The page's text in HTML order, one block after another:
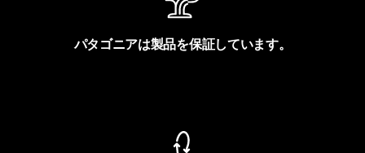
パタゴニアは製品を保証しています。